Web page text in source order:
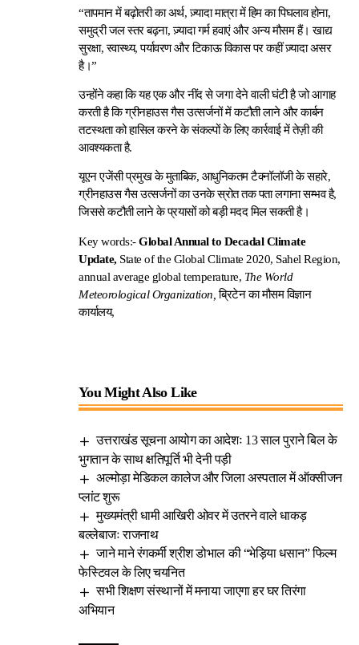
“तापमान में बढ़ोतरी का अर्थ, ज़्यादा मात्रा में हिम का पिघलाव होना,
समुद्री जल स्तर बढ़ना, ज़्यादा गर्म हवाएं और अन्य मौसम हैं। खाद्य
सुरक्षा, स्वास्थ्य, पर्यावरण और टिकाऊ विकास पर कहीं ज़्यादा असर
है।”
उन्होंने कहा कि यह एक और नींद से जगा देने वाली घंटी है जो आगाह
करती है कि ग्रीनहाउस गैस उत्सर्जनों में कटौती लाने और कार्बन
तटस्थता को हासिल करने के संकल्पों के लिए कार्रवाई में तेज़ी की
आवश्यकता है.
यूएन एजेंसी प्रमुख के मुताबिक, आधुनिकतम टैक्नॉलॉजी के सहारे,
ग्रीनहाउस गैस उत्सर्जनों का उनके स्रोत तक पता लगाना सम्भव है,
जिससे कटौती लाने के प्रयासों को बड़ी मदद मिल सकती है।
Key words:-Global Annual to Decadal Climate
Update, State of the Global Climate 2020, Sahel Region,
annual average global temperature, The World
Meteorological Organization,ब्रिटेन का मौसम विज्ञान
कार्यालय,
You Might Also Like
उत्तराखंड सूचना आयोग का आदेशः 13 साल पुराने बिल के
भुगतान के साथ क्षतिपूर्ति भी देनी पड़ी
अल्मोड़ा मेडिकल कालेज और जिला अस्पताल में ऑक्सीजन
प्लांट शुरू
मुख्यमंत्री धामी आखिरी ओवर में उतरने वाले धाकड़
बल्लेबाजः राजनाथ
जाने माने रंगकर्मी श्रीश डोभाल की “भेड़िया धसान” फिल्म
फेस्टिवल के लिए चयनित
सभी शिक्षण संस्थानों में मनाया जाएगा हर घर तिरंगा
अभियान